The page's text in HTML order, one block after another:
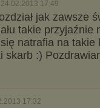
17:49
jak zawsze
takie przyjaźnie
natrafia na takie
skarb :)
17:32